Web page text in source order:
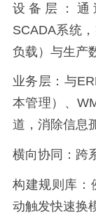
设备层：通
SCADA系统
负载）与生产
业务层：与
本管理）、
道，消除信息
横向协同：跨
构建规则库：
动触发快速换